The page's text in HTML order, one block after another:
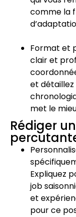
comme la
Format et
clair et
et détaillez
met le
Rédiger
Expliquez
job
et
pour ce